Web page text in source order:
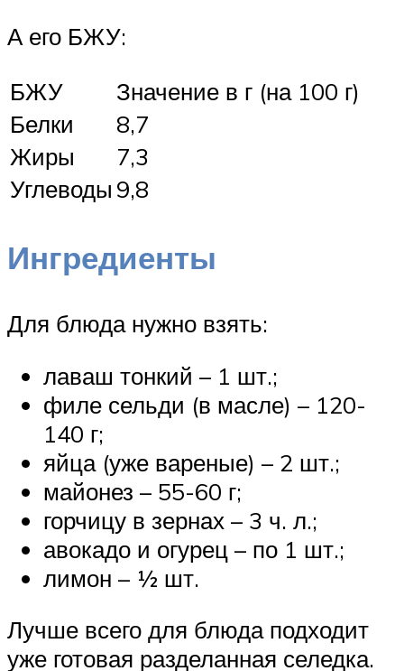
А его БЖУ:
БЖУ
Значение в г (на 100 г)
Белки
8,7
Жиры
7,3
Углеводы 9,8
Ингредиенты
Для блюда нужно взять:
лаваш тонкий – 1 шт.;
филе сельди (в масле) – 120-
140 г;
яйца (уже вареные) – 2 шт.;
майонез – 55-60 г;
горчицу в зернах – 3 ч. л.;
авокадо и огурец – по 1 шт.;
лимон – ½ шт.
Лучше всего для блюда подходит
уже готовая разделанная селедка.